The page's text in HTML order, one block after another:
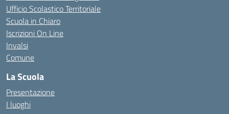
Ufficio Scolastico Territoriale
Scuola in Chiaro
Iscrizioni On Line
Invalsi
Comune
La Scuola
Presentazione
I luoghi